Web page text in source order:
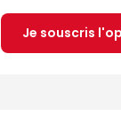
Je souscris